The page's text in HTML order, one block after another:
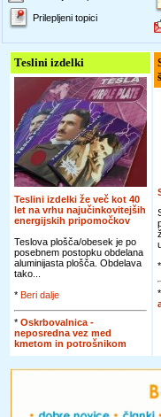
Prilepljeni topici
Teslini izdelki
Teslini izdelki že več kot 40
let na vrhu najučinkovitejših
energijskih pripomočkov
Teslova plošča/obesek je po
posebnem postopku obdelana
aluminijasta plošča. Obdelava
tako...
* Beri dalje
* Oskrbovalnica -
neposredna vez med
kmetom in potrošnikom